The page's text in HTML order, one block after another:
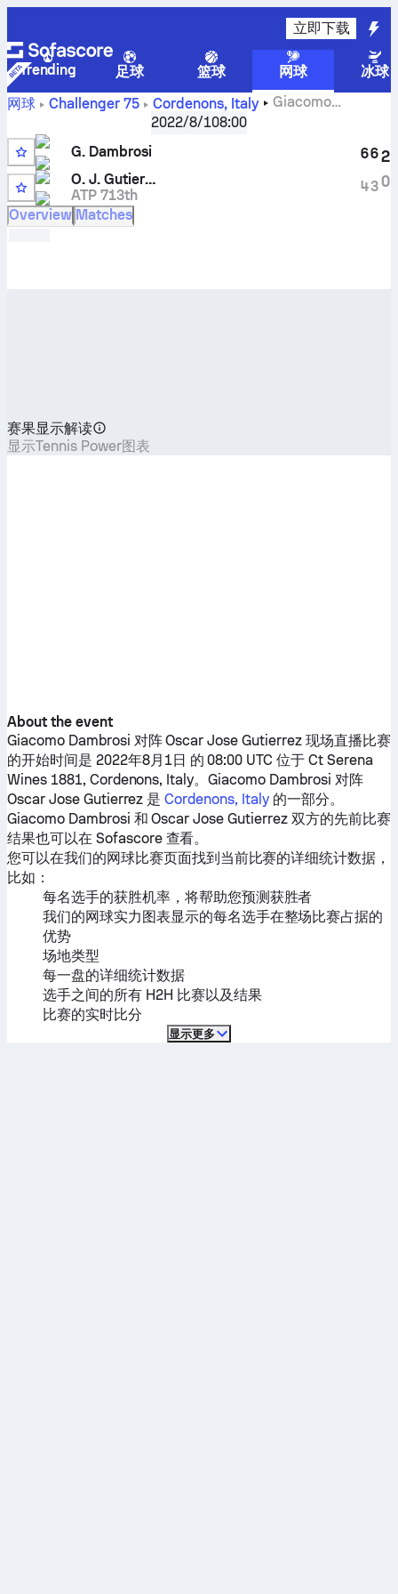
立即下载
Trending 足球 篮球 网球
冰球
网球
Challenger 75 Cordenons, Italy
Giacomo
Oscar Jose Gutierrez实时比分和 H2H 结果
2022/8/108:00
G. Dambrosi
O. J. Gutierrez
ATP 713th
6
4
6
3
2
0
Overview Matches
赛果显示解读
显示Tennis Power图表
About the event
Giacomo Dambrosi 对阵Oscar Jose Gutierrez现场直播比赛
的开始时间是 2022年8月1日 的 08:00 UTC 位于 Ct Serena
Wines 1881, Cordenons, Italy。Giacomo Dambrosi 对阵
Oscar Jose Gutierrez 是Cordenons, Italy的一部分。
Giacomo Dambrosi 和Oscar Jose Gutierrez双方的先前比赛
结果也可以在 Sofascore 查看。
您可以在我们的网球比赛页面找到当前比赛的详细统计数据，
比如：
每名选手的获胜机率，将帮助您预测获胜者
我们的网球实力图表显示的每名选手在整场比赛占据的
优势
场地类型
每一盘的详细统计数据
选手之间的所有 H2H 比赛以及结果
比赛的实时比分
显示更多